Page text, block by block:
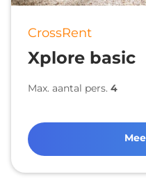
CrossRent
Xplore basic
Max. aantal pers. 4